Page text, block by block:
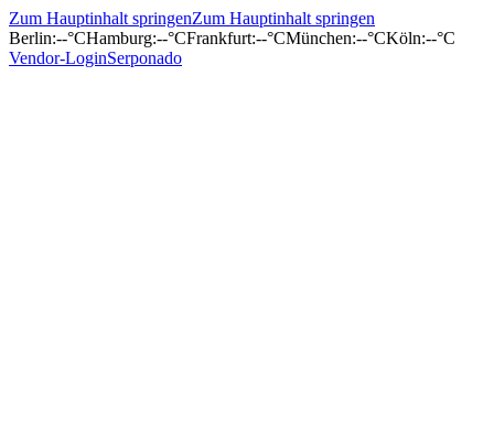
Zum Hauptinhalt springenZum Hauptinhalt springen
Berlin:--°CHamburg:--°CFrankfurt:--°CMünchen:--°CKöln:--°C
Vendor-LoginSerponado